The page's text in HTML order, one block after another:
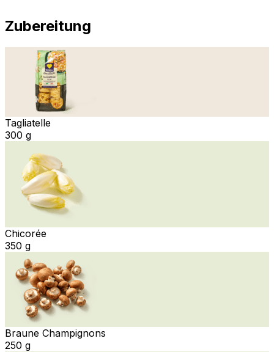
Zubereitung
Tagliatelle
300 g
Chicorée
350 g
Braune Champignons
250 g